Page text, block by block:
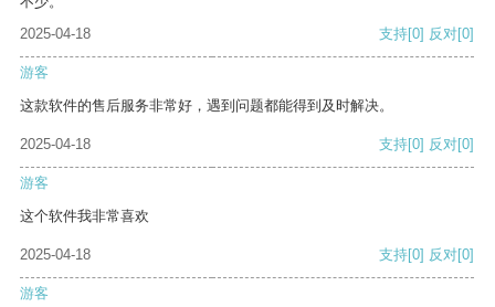
2025-04-18
支持[0] 反对[0]
游客
这款软件的售后服务非常好，遇到问题都能得到及时解决。
2025-04-18 支持[0] 反对[0]
游客
这个软件我非常喜欢
2025-04-18 支持[0] 反对[0]
游客